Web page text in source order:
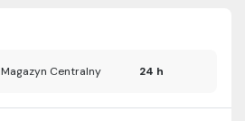
Magazyn Centralny 24 h